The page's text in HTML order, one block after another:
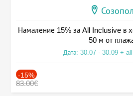
Созопол
Намаление 15% за All Inclusive в
50 м от
Дата: 30.07 - 30.09 +
-15%
83.00€